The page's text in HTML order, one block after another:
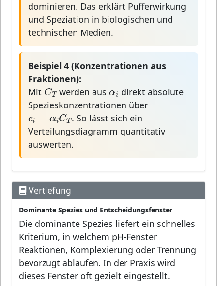
dominieren. Das erklärt Pufferwirkung
und Speziation in biologischen und
technischen Medien.
Beispiel 4 (Konzentrationen aus
Fraktionen):
Mit CT
CTwerden ausα i direkt absolute
Spezieskonzentrationen über
ci = αiC T
ci=αiCT. So lässt sich ein
Verteilungsdiagramm quantitativ
auswerten.
Vertiefung
Dominante Spezies und Entscheidungsfenster
Die dominante Spezies liefert ein schnelles
Kriterium, in welchem pH-Fenster
Reaktionen, Komplexierung oder Trennung
bevorzugt ablaufen. In der Praxis wird
dieses Fenster oft gezielt eingestellt.